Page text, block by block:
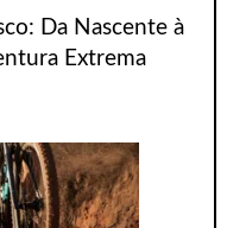
Da Nascente à
Extrema